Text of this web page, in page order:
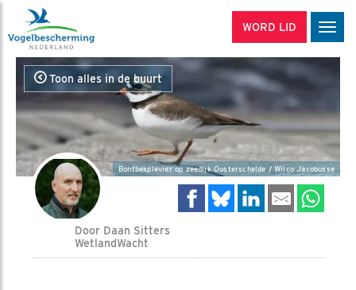
WORD LID
Toon alles in de buurt
Bontbekplevier op zeedijk Oosterschelde / Wilco Jacobusse
Door Daan Sitters
WetlandWacht